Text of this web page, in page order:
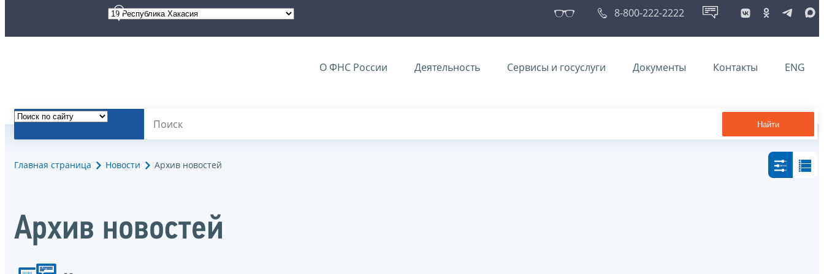
8-800-222-2222
О ФНС России Деятельность Сервисы и госуслуги Документы Контакты ENG
Найти
Главная страница Новости Архив новостей
Архив новостей